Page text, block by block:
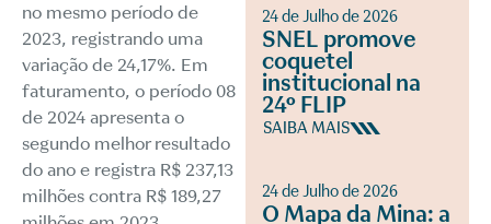
no mesmo período de
2023, registrando uma
variação de 24,17%. Em
faturamento, o período 08
de 2024 apresenta o
segundo melhor resultado
do ano e registra R$ 237,13
milhões contra R$ 189,27
24 de Julho de 2026
SNEL promove
coquetel
institucional na
24º FLIP
SAIBA MAIS
24 de Julho de 2026
O Mapa da Mina: a